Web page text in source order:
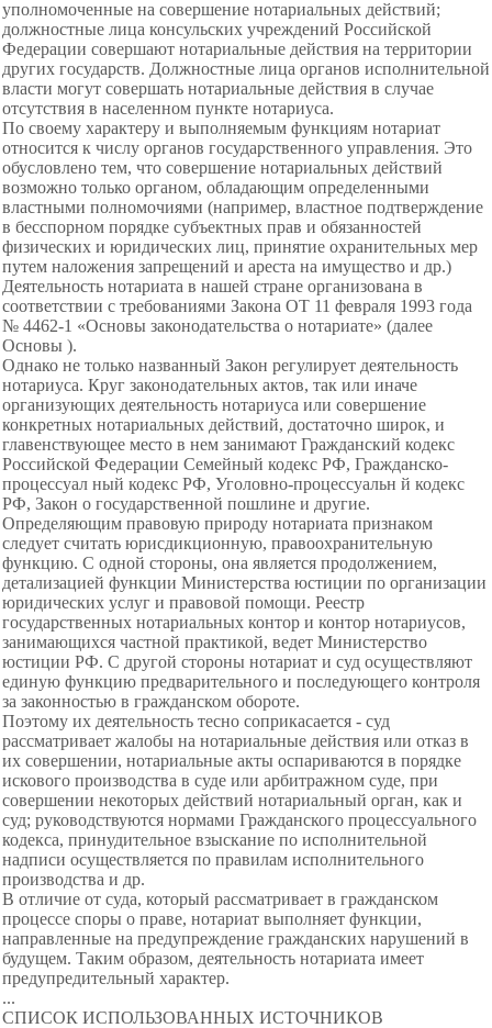
уполномоченные на совершение нотариальных действий;
должностные лица консульских учреждений Российской
Федерации совершают нотариальные действия на территории
других государств. Должностные лица органов исполнительной
власти могут совершать нотариальные действия в случае
отсутствия в населенном пункте нотариуса.
По своему характеру и выполняемым функциям нотариат
относится к числу органов государственного управления. Это
обусловлено тем, что совершение нотариальных действий
возможно только органом, обладающим определенными
властными полномочиями (например, властное подтверждение
в бесспорном порядке субъектных прав и обязанностей
физических и юридических лиц, принятие охранительных мер
путем наложения запрещений и ареста на имущество и др.)
Деятельность нотариата в нашей стране организована в
соответствии с требованиями Закона ОТ 11 февраля 1993 года
№ 4462-1 «Основы законодательства о нотариате» (далее
Основы ).
Однако не только названный Закон регулирует деятельность
нотариуса. Круг законодательных актов, так или иначе
организующих деятельность нотариуса или совершение
конкретных нотариальных действий, достаточно широк, и
главенствующее место в нем занимают Гражданский кодекс
Российской Федерации Семейный кодекс РФ, Гражданско-
процессуал ный кодекс РФ, Уголовно-процессуальн й кодекс
РФ, Закон о государственной пошлине и другие.
Определяющим правовую природу нотариата признаком
следует считать юрисдикционную, правоохранительную
функцию. С одной стороны, она является продолжением,
детализацией функции Министерства юстиции по организации
юридических услуг и правовой помощи. Реестр
государственных нотариальных контор и контор нотариусов,
занимающихся частной практикой, ведет Министерство
юстиции РФ. С другой стороны нотариат и суд осуществляют
единую функцию предварительного и последующего контроля
за законностью в гражданском обороте.
Поэтому их деятельность тесно соприкасается - суд
рассматривает жалобы на нотариальные действия или отказ в
их совершении, нотариальные акты оспариваются в порядке
искового производства в суде или арбитражном суде, при
совершении некоторых действий нотариальный орган, как и
суд; руководствуются нормами Гражданского процессуального
кодекса, принудительное взыскание по исполнительной
надписи осуществляется по правилам исполнительного
производства и др.
В отличие от суда, который рассматривает в гражданском
процессе споры о праве, нотариат выполняет функции,
направленные на предупреждение гражданских нарушений в
будущем. Таким образом, деятельность нотариата имеет
предупредительный характер.
...
СПИСОК ИСПОЛЬЗОВАННЫХ ИСТОЧНИКОВ